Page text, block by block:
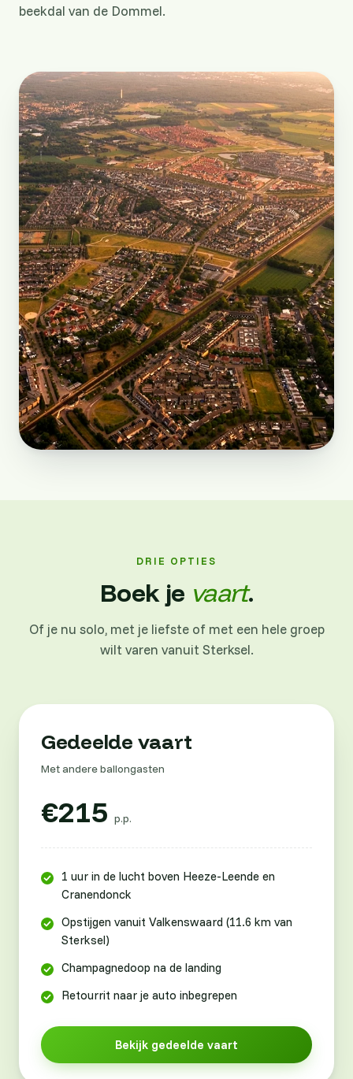
beekdal van de Dommel.
DRIE OPTIES
Boek je vaart.
Of je nu solo, met je liefste of met een hele groep
wilt varen vanuit Sterksel.
Gedeelde vaart
Met andere ballongasten
€215 p.p.
1 uur in de lucht boven Heeze-Leende en
Cranendonck
Opstijgen vanuit Valkenswaard (11.6 km van
Sterksel)
Champagnedoop na de landing
Retourrit naar je auto inbegrepen
Bekijk gedeelde vaart